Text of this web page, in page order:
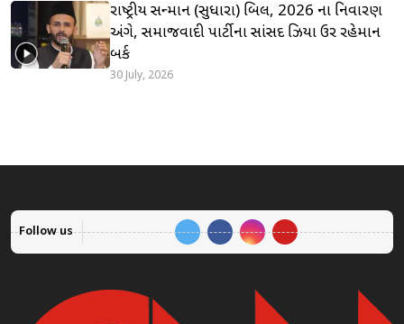
રાષ્ટ્રીય સન્માન (સુધારા) બિલ, 2026 ના નિવારણ
અંગે, સમાજવાદી પાર્ટીના સાંસદ ઝિયા ઉર રહેમાન
બર્ક
30 July, 2026
Follow us